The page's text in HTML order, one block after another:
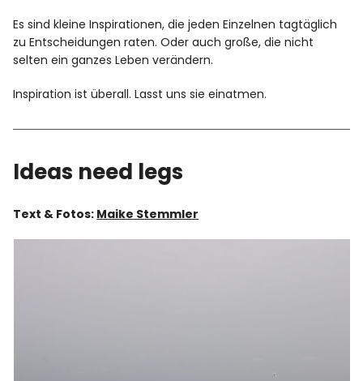
Es sind kleine Inspirationen, die jeden Einzelnen tagtäglich
zu Entscheidungen raten. Oder auch große, die nicht
selten ein ganzes Leben verändern.
Inspiration ist überall. Lasst uns sie einatmen.
Ideas need legs
Text & Fotos: Maike Stemmler